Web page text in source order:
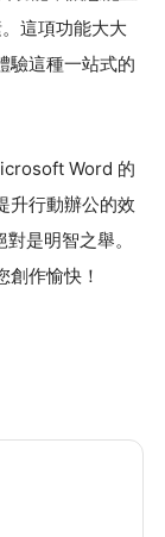
這項功能大大
驗這種一站式的
Word 的
升行動辦公的效
是明智之舉。
作愉快！